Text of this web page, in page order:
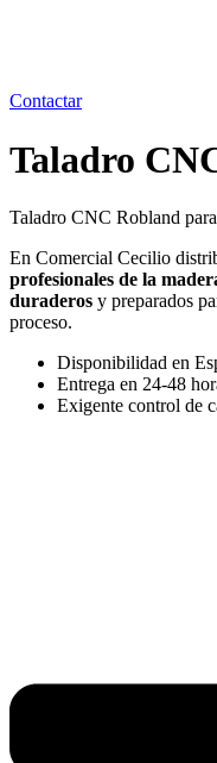
Contactar
Taladro
Taladro CNC Robland
En Comercial Cecilio
profesionales de la
duraderos y preparados
proceso.
Disponibilidad en
Entrega en 24-48
Exigente control de